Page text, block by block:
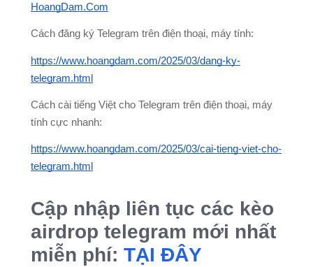
HoangDam.Com
Cách đăng ký Telegram trên điện thoại, máy tính:
https://www.hoangdam.com/2025/03/dang-ky-
telegram.html
Cách cài tiếng Việt cho Telegram trên điện thoại, máy
tính cực nhanh:
https://www.hoangdam.com/2025/03/cai-tieng-viet-cho-
telegram.html
Cập nhập liên tục các kèo
airdrop telegram mới nhất
miễn phí: TẠI ĐÂY